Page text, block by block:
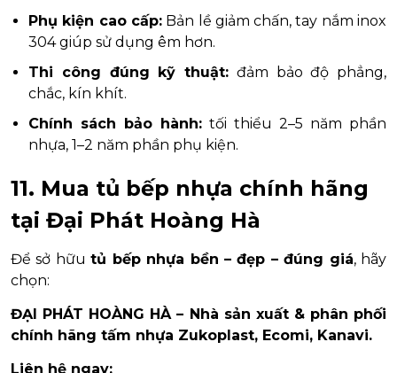
Phụ kiện cao cấp:Bản lề giảm chấn, tay nắm inox
304 giúp sử dụng êm hơn.
Thi công đúng kỹ thuật: đảm bảo độ phẳng,
chắc, kín khít.
Chính sách bảo hành: tối thiểu 2–5 năm phần
nhựa, 1–2 năm phần phụ kiện.
11. Mua tủ bếp nhựa chính hãng
tại Đại Phát Hoàng Hà
Để sở hữutủ bếp nhựa bền – đẹp – đúng giá, hãy
chọn:
ĐẠI PHÁT HOÀNG HÀ – Nhà sản xuất & phân phối
chính hãng tấm nhựa Zukoplast, Ecomi, Kanavi.
Liên hệ ngay: